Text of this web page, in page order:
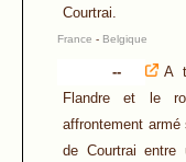
Courtrai.
France - Belgique
--
A
Flandre et le
affrontement armé
de Courtrai entre